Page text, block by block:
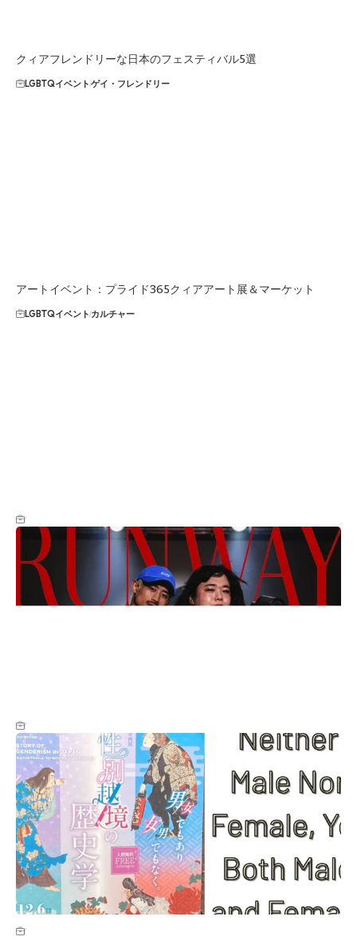
クィアフレンドリーな日本のフェスティバル5選
LGBTQイベントゲイ・フレンドリー
アートイベント：プライド365クィアアート展＆マーケット
LGBTQイベントカルチャー